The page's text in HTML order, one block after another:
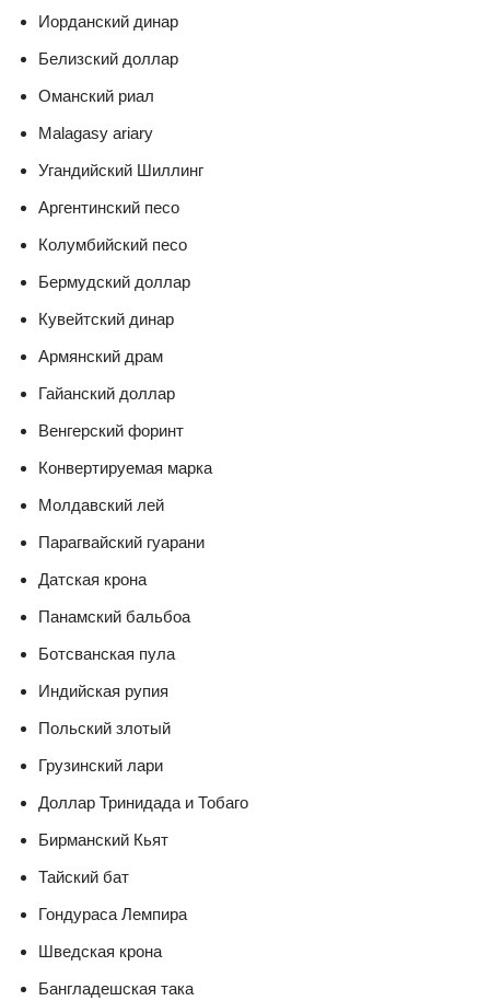
Иорданский динар
Белизский доллар
Оманский риал
Malagasy ariary
Угандийский Шиллинг
Аргентинский песо
Колумбийский песо
Бермудский доллар
Кувейтский динар
Армянский драм
Гайанский доллар
Венгерский форинт
Конвертируемая марка
Молдавский лей
Парагвайский гуарани
Датская крона
Панамский бальбоа
Ботсванская пула
Индийская рупия
Польский злотый
Грузинский лари
Доллар Тринидада и Тобаго
Бирманский Кьят
Тайский бат
Гондураса Лемпира
Шведская крона
Бангладешская така